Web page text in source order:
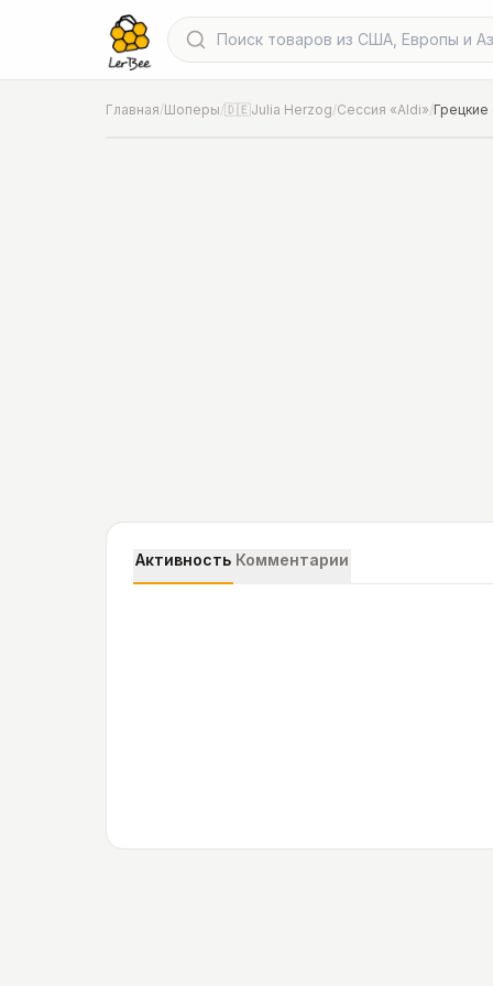
Главная/Шоперы/🇩🇪Julia Herzog/Сессия «Aldi»/
Активность Комментарии